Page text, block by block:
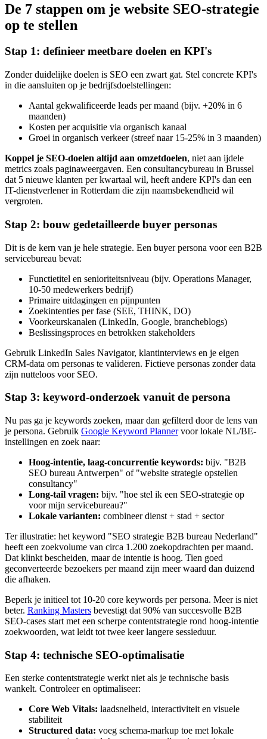
De 7 stappen om je website SEO-strategie
op te stellen
Stap 1: definieer meetbare doelen en KPI's
Zonder duidelijke doelen is SEO een zwart gat. Stel concrete KPI's
in die aansluiten op je bedrijfsdoelstellingen:
Aantal gekwalificeerde leads per maand (bijv. +20% in 6
maanden)
Kosten per acquisitie via organisch kanaal
Groei in organisch verkeer (streef naar 15-25% in 3 maanden)
Koppel je SEO-doelen altijd aan omzetdoelen, niet aan ijdele
metrics zoals paginaweergaven. Een consultancybureau in Brussel
dat 5 nieuwe klanten per kwartaal wil, heeft andere KPI's dan een
IT-dienstverlener in Rotterdam die zijn naamsbekendheid wil
vergroten.
Stap 2: bouw gedetailleerde buyer personas
Dit is de kern van je hele strategie. Een buyer persona voor een B2B
servicebureau bevat:
Functietitel en senioriteitsniveau (bijv. Operations Manager,
10-50 medewerkers bedrijf)
Primaire uitdagingen en pijnpunten
Zoekintenties per fase (SEE, THINK, DO)
Voorkeurskanalen (LinkedIn, Google, brancheblogs)
Beslissingsproces en betrokken stakeholders
Gebruik LinkedIn Sales Navigator, klantinterviews en je eigen
CRM-data om personas te valideren. Fictieve personas zonder data
zijn nutteloos voor SEO.
Stap 3: keyword-onderzoek vanuit de persona
Nu pas ga je keywords zoeken, maar dan gefilterd door de lens van
je persona. Gebruik Google Keyword Plannervoor lokale NL/BE-
instellingen en zoek naar:
Hoog-intentie, laag-concurrentie keywords: bijv. "B2B
SEO bureau Antwerpen" of "website strategie opstellen
consultancy"
Long-tail vragen: bijv. "hoe stel ik een SEO-strategie op
voor mijn servicebureau?"
Lokale varianten: combineer dienst + stad + sector
Ter illustratie: het keyword "SEO strategie B2B bureau Nederland"
heeft een zoekvolume van circa 1.200 zoekopdrachten per maand.
Dat klinkt bescheiden, maar de intentie is hoog. Tien goed
geconverteerde bezoekers per maand zijn meer waard dan duizend
die afhaken.
Beperk je initieel tot 10-20 core keywords per persona. Meer is niet
beter. Ranking Masters bevestigt dat 90% van succesvolle B2B
SEO-cases start met een scherpe contentstrategie rond hoog-intentie
zoekwoorden, wat leidt tot twee keer langere sessieduur.
Stap 4: technische SEO-optimalisatie
Een sterke contentstrategie werkt niet als je technische basis
wankelt. Controleer en optimaliseer:
Core Web Vitals: laadsnelheid, interactiviteit en visuele
stabiliteit
Structured data: voeg schema-markup toe met lokale